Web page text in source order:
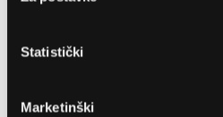
Statistički
Marketinški